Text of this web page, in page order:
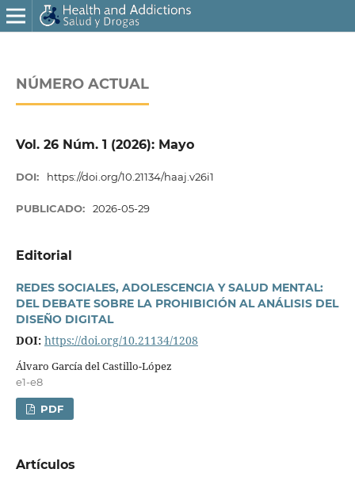
NÚMERO ACTUAL
Vol. 26 Núm. 1 (2026): Mayo
DOI: https://doi.org/10.21134/haaj.v26i1
PUBLICADO: 2026-05-29
Editorial
REDES SOCIALES, ADOLESCENCIA Y SALUD MENTAL:
DEL DEBATE SOBRE LA PROHIBICIÓN AL ANÁLISIS DEL
DISEÑO DIGITAL
DOI: https://doi.org/10.21134/1208
Álvaro Garcí­a del Castillo-López
e1-e8
PDF
Artí­culos